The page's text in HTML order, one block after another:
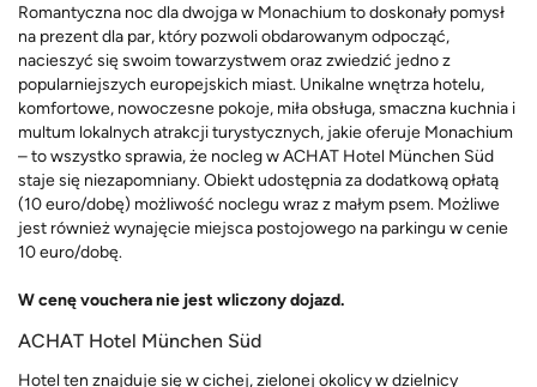
Romantyczna noc dla dwojga w Monachium to doskonały pomysł
na prezent dla par, który pozwoli obdarowanym odpocząć,
nacieszyć się swoim towarzystwem oraz zwiedzić jedno z
popularniejszych europejskich miast. Unikalne wnętrza hotelu,
komfortowe, nowoczesne pokoje, miła obsługa, smaczna kuchnia i
multum lokalnych atrakcji turystycznych, jakie oferuje Monachium
– to wszystko sprawia, że nocleg w ACHAT Hotel München Süd
staje się niezapomniany. Obiekt udostępnia za dodatkową opłatą
(10 euro/dobę) możliwość noclegu wraz z małym psem. Możliwe
jest również wynajęcie miejsca postojowego na parkingu w cenie
10 euro/dobę.
W cenę vouchera nie jest wliczony dojazd.
ACHAT Hotel München Süd
Hotel ten znajduje się w cichej, zielonej okolicy w dzielnicy